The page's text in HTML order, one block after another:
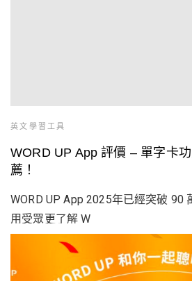
英文學習工具
WORD UP App 評價 – 單字卡
薦！
WORD UP App 2025年已經突破 90
用受眾更了解 W